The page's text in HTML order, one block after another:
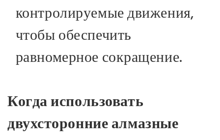
контролируемые движения,
чтобы обеспечить
равномерное сокращение.
Когда использовать
двухсторонние алмазные